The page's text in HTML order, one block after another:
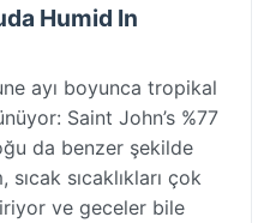
Humid In
ayı boyunca tropikal
Saint John’s %77
da benzer şekilde
sıcaklıkları çok
ve geceler bile